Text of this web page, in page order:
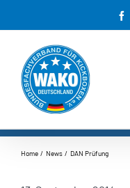
Inhalt
springen
Home News DAN Prüfung